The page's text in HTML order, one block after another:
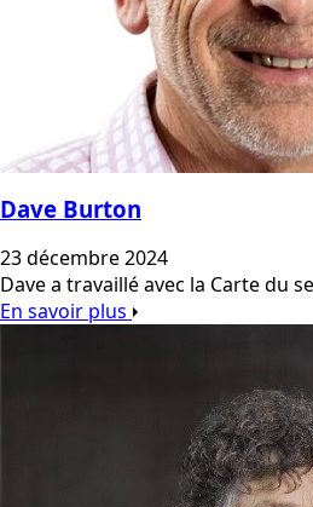
Dave Burton
23 décembre 2024
Dave a travaillé avec la Carte du
En savoir plus